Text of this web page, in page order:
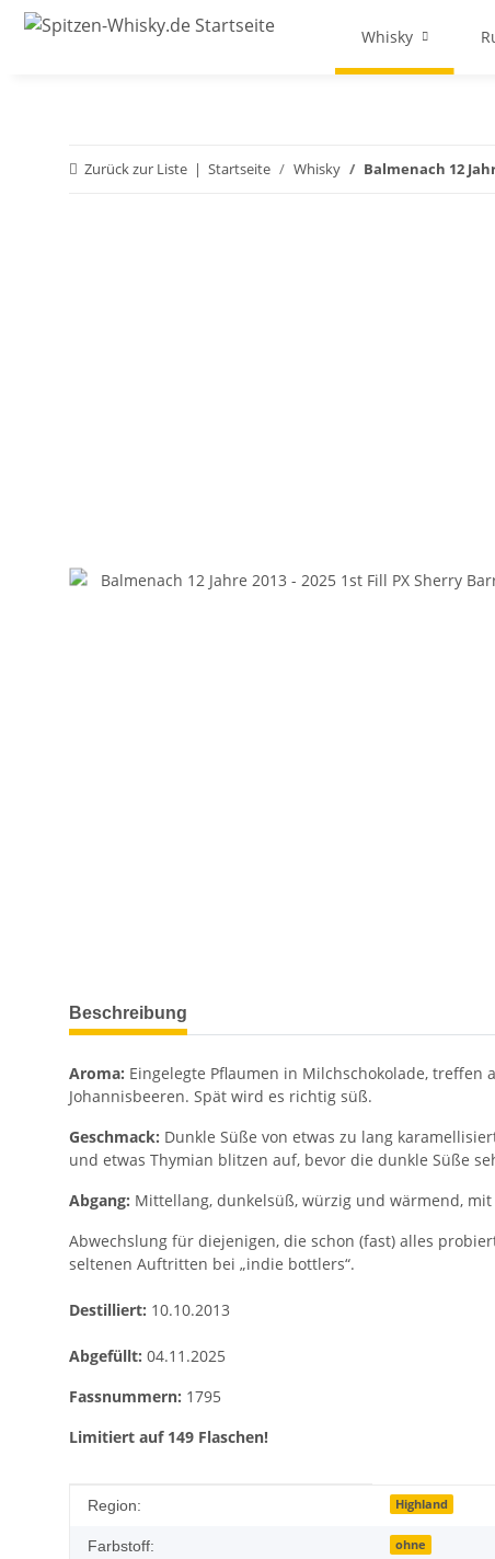
Whisky
Zurück zur Liste Startseite Whisky Balmenach 12
weitere Registerkarten anzeigen
Beschreibung
Aroma: Eingelegte Pflaumen in Milchschokolade, treffen
Johannisbeeren. Spät wird es richtig süß.
Geschmack: Dunkle Süße von etwas zu lang
und etwas Thymian blitzen auf, bevor die dunkle Süße
Abgang: Mittellang, dunkelsüß, würzig und wärmend,
Abwechslung für diejenigen, die schon (fast) alles
seltenen Auftritten bei „indie bottlers“.
Destilliert: 10.10.2013
Abgefüllt: 04.11.2025
Fassnummern: 1795
Limitiert auf 149 Flaschen!
Produkteigenschaft
Wert
Region: Highland
Farbstoff: ohne